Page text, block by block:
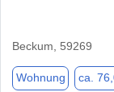
Beckum, 59269
Wohnung ca.